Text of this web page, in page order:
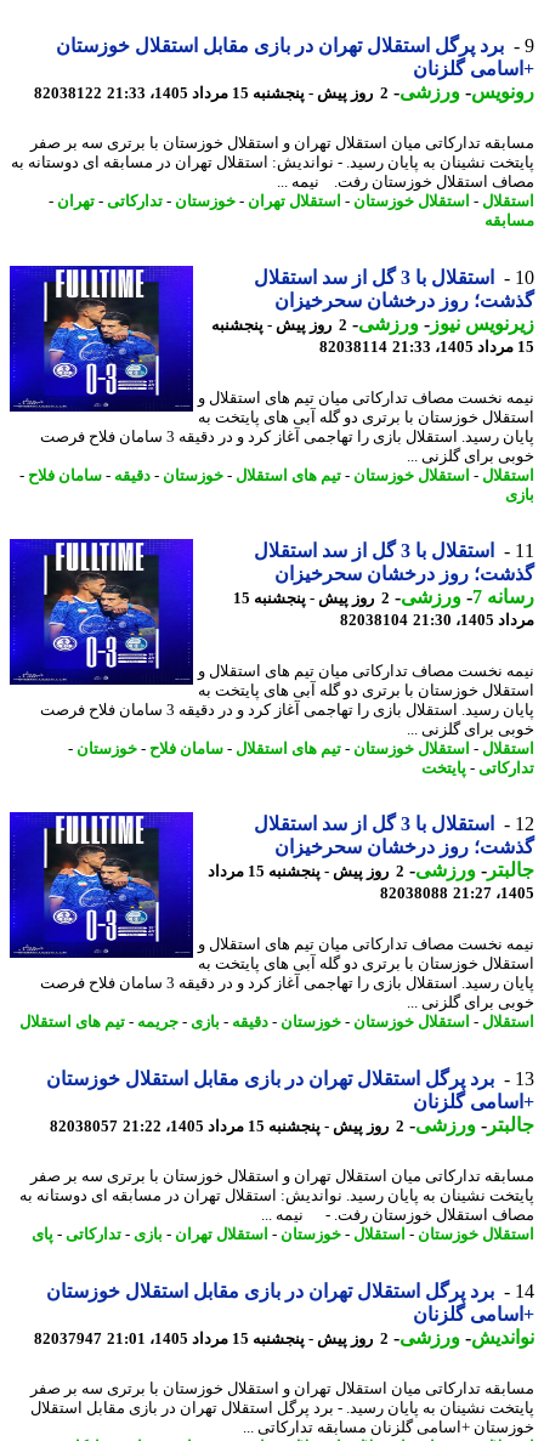
برد پرگل استقلال تهران در بازی مقابل استقلال خوزستان
گلزنان
-ورزشی-2 روز پیش - پنجشنبه 15 مرداد 1405، 21:33 82038122
تدارکاتی میان استقلال تهران و استقلال خوزستان با برتری سه بر صفر
نشینان به پایان رسید. - نواندیش: استقلال تهران در مسابقه ای دوستانه به
استقلال خوزستان رفت. نیمه ...
-استقلال خوزستان-استقلال تهران- خوزستان-تدارکاتی-تهران-
استقلال با 3 گل از سد استقلال
روز درخشان سحرخیزان
نیوز-ورزشی-
2 روز پیش - پنجشنبه
82038114
نخست مصاف تدارکاتی میان تیم های استقلال و
خوزستان با برتری دو گله آبی های پایتخت به
پایان رسید. استقلال بازی را تهاجمی آغاز کرد و در دقیقه 3 سامان فلاح فرصت
برای گلزنی ...
-استقلال خوزستان-تیم های استقلال-خوزستان-دقیقه-سامان فلاح -
استقلال با 3 گل از سد استقلال
روز درخشان سحرخیزان
7
-ورزشی-
2 روز پیش - پنجشنبه 15
21:30
82038104
نخست مصاف تدارکاتی میان تیم های استقلال و
خوزستان با برتری دو گله آبی های پایتخت به
پایان رسید. استقلال بازی را تهاجمی آغاز کرد و در دقیقه 3 سامان فلاح فرصت
برای گلزنی ...
-استقلال خوزستان-تیم های استقلال-سامان فلاح -خوزستان-
-پایتخت
استقلال با 3 گل از سد استقلال
روز درخشان سحرخیزان
-ورزشی-
2 روز پیش - پنجشنبه 15 مرداد
82038088
نخست مصاف تدارکاتی میان تیم های استقلال و
خوزستان با برتری دو گله آبی های پایتخت به
پایان رسید. استقلال بازی را تهاجمی آغاز کرد و در دقیقه 3 سامان فلاح فرصت
برای گلزنی ...
-استقلال خوزستان-خوزستان-دقیقه-بازی - جریمه-تیم های استقلال
برد پرگل استقلال تهران در بازی مقابل استقلال خوزستان
گلزنان
-ورزشی-2 روز پیش - پنجشنبه 15 مرداد 1405، 21:22 82038057
تدارکاتی میان استقلال تهران و استقلال خوزستان با برتری سه بر صفر
نشینان به پایان رسید. نواندیش: استقلال تهران در مسابقه ای دوستانه به
استقلال خوزستان رفت. - نیمه ...
خوزستان-استقلال-خوزستان-استقلال تهران- بازی - تدارکاتی-پای
برد پرگل استقلال تهران در بازی مقابل استقلال خوزستان
گلزنان
-ورزشی-2 روز پیش - پنجشنبه 15 مرداد 1405، 21:01 82037947
تدارکاتی میان استقلال تهران و استقلال خوزستان با برتری سه بر صفر
نشینان به پایان رسید. - برد پرگل استقلال تهران در بازی مقابل استقلال
+اسامی گلزنان مسابقه تدارکاتی ...